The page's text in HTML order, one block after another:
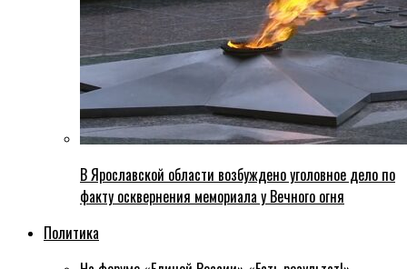
В Ярославской области возбуждено уголовное дело по
факту осквернения мемориала у Вечного огня
Политика